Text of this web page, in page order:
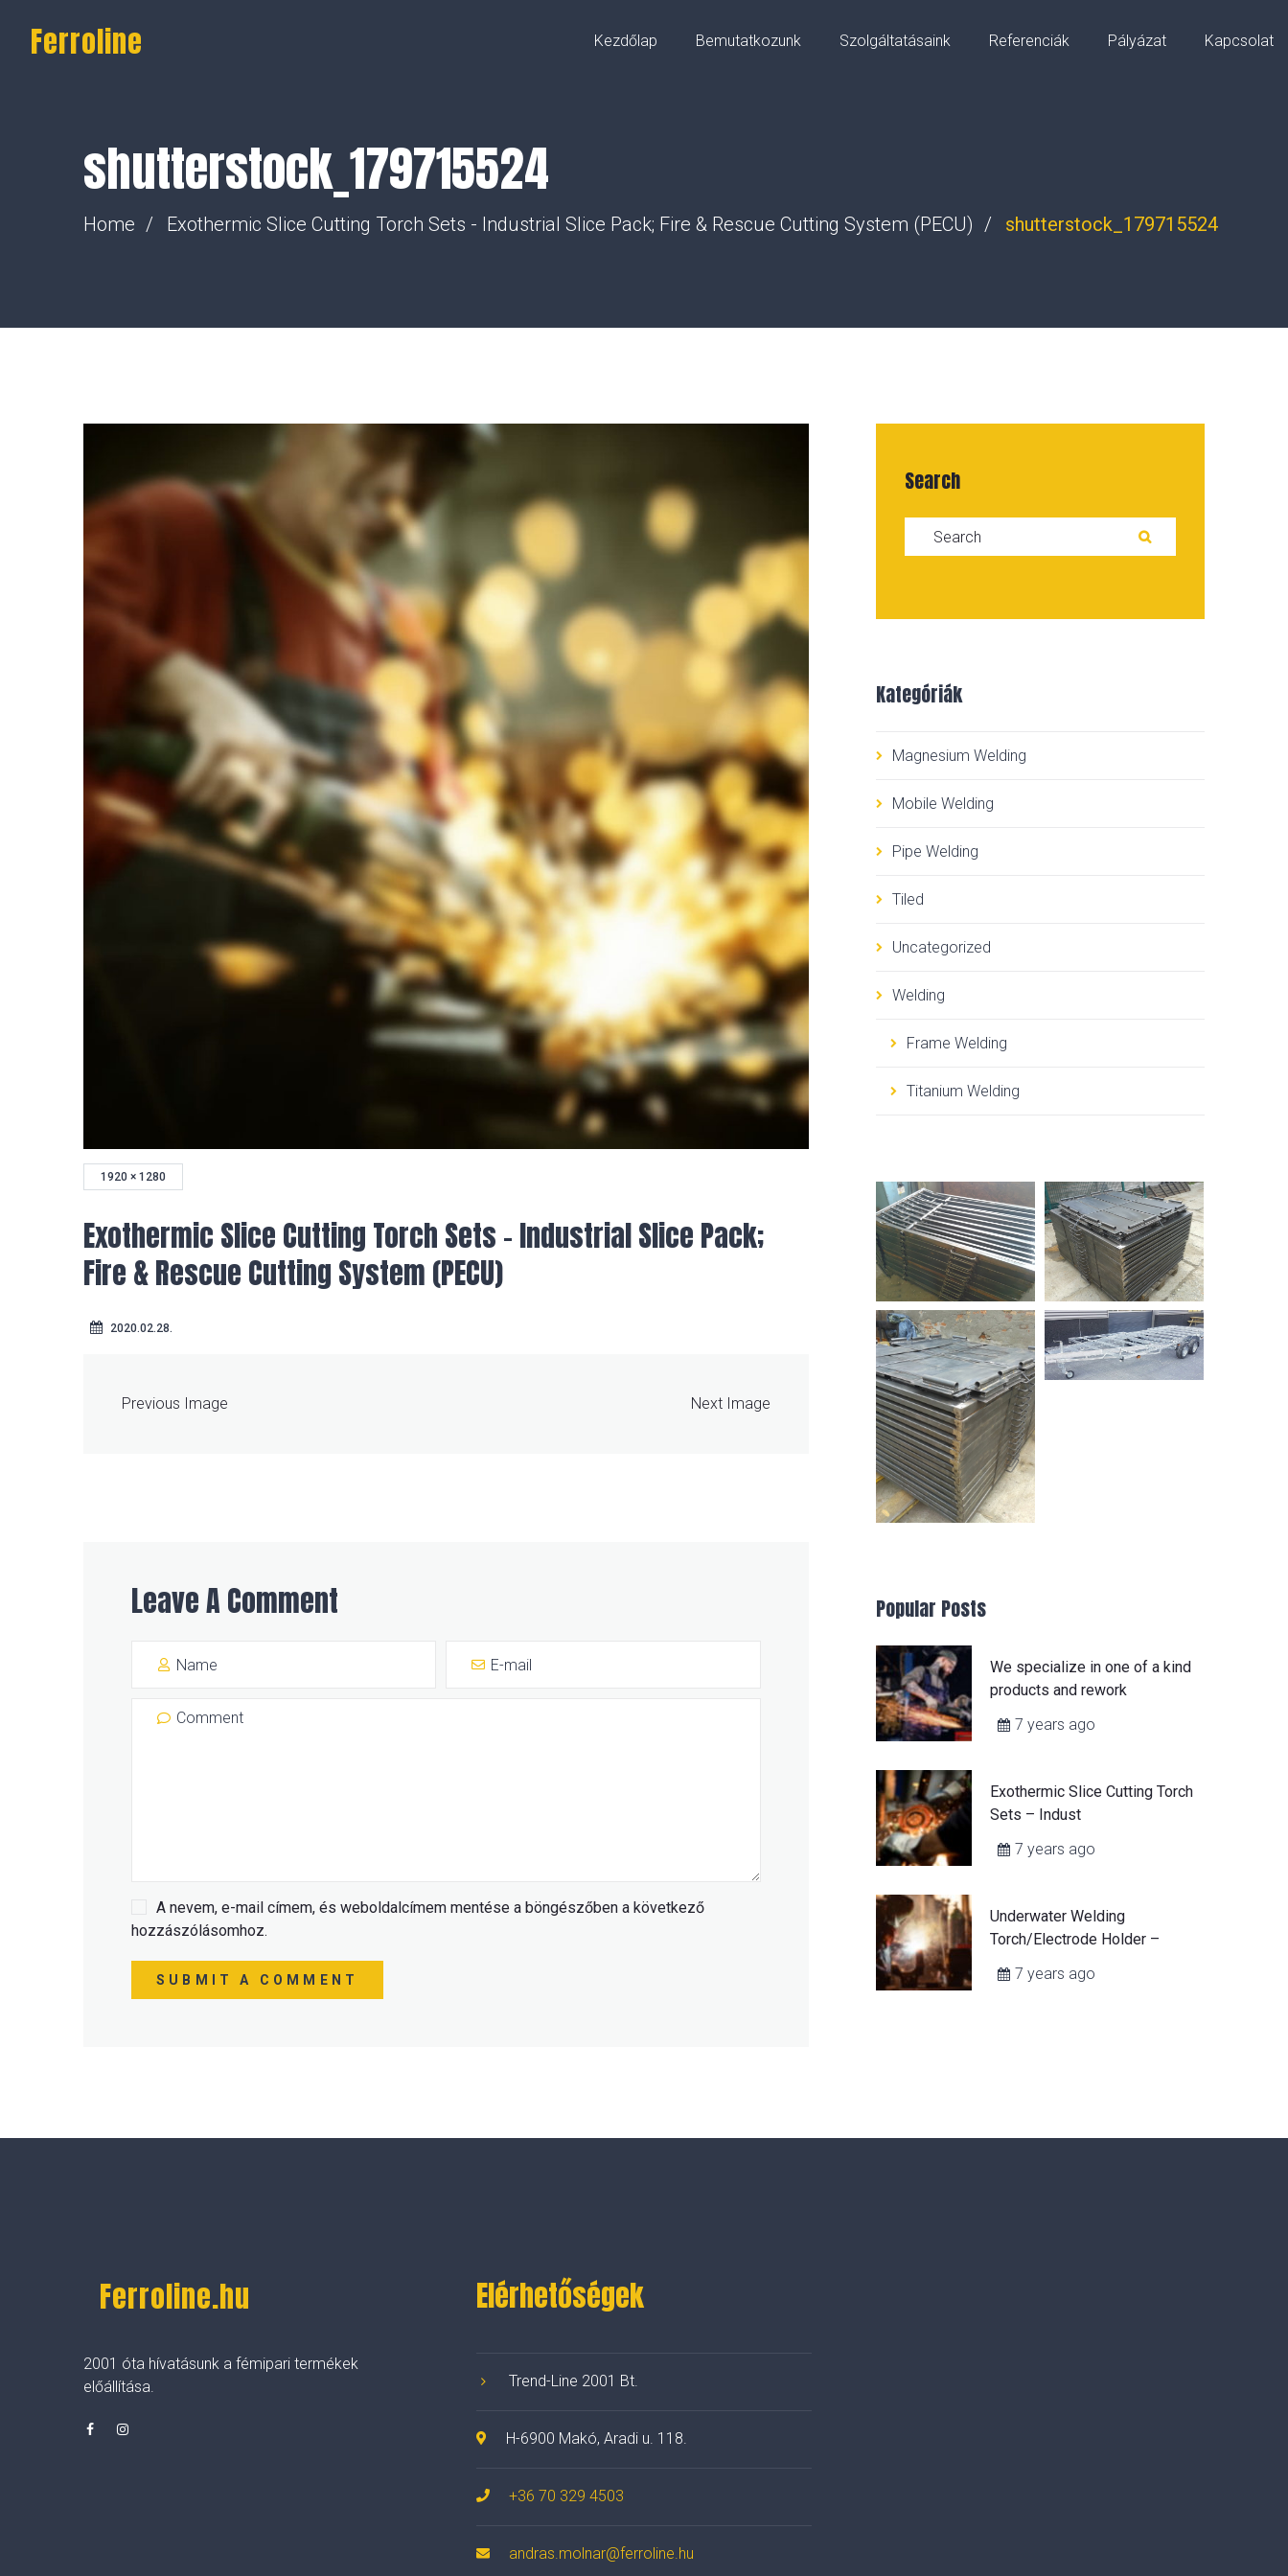
Ferroline Kezdőlap Bemutatkozunk Szolgáltatásaink Referenciák Pályázat Kapcsolat
shutterstock_179715524
Home Exothermic Slice Cutting Torch Sets - Industrial Slice Pack; Fire & Rescue Cutting System (PECU) shutterstock_179715524
1920 × 1280
Exothermic Slice Cutting Torch Sets – Industrial Slice Pack;
Fire & Rescue Cutting System (PECU)
2020.02.28.
Previous Image Next Image
Leave A Comment
A nevem, e-mail címem, és weboldalcímem mentése a böngészőben a következő
hozzászólásomhoz.
SUBMIT A COMMENT
Search
Search for:
Kategóriák
Magnesium Welding
Mobile Welding
Pipe Welding
Tiled
Uncategorized
Welding
Frame Welding
Titanium Welding
Popular Posts
We specialize in one of a kind
products and rework
7 years ago
Exothermic Slice Cutting Torch
Sets – Indust
7 years ago
Underwater Welding
Torch/Electrode Holder –
7 years ago
Ferroline.hu
2001 óta hívatásunk a fémipari termékek
előállítása.
Elérhetőségek
Trend-Line 2001 Bt.
H-6900 Makó, Aradi u. 118.
+36 70 329 4503
andras.molnar@ferroline.hu